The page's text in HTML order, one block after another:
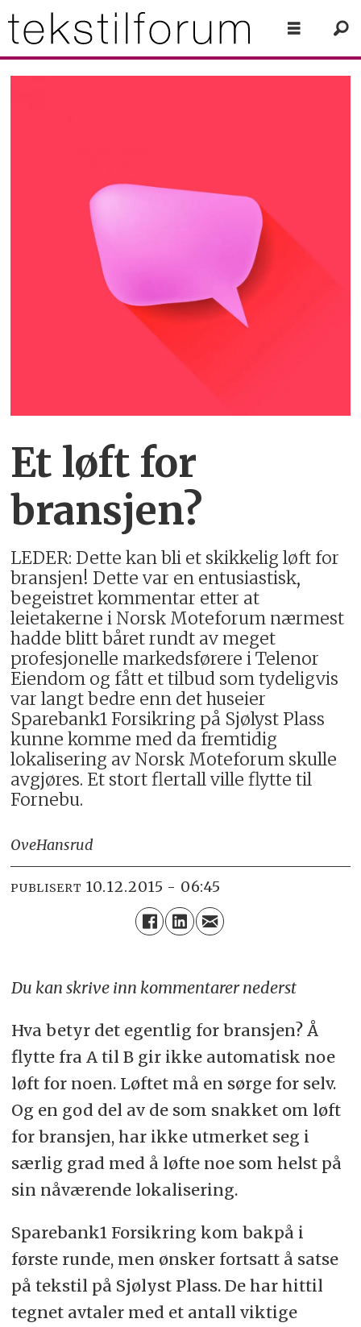
Et løft for
bransjen?
LEDER: Dette kan bli et skikkelig løft for
bransjen! Dette var en entusiastisk,
begeistret kommentar etter at
leietakerne i Norsk Moteforum nærmest
hadde blitt båret rundt av meget
profesjonelle markedsførere i Telenor
Eiendom og fått et tilbud som tydeligvis
var langt bedre enn det huseier
Sparebank1 Forsikring på Sjølyst Plass
kunne komme med da fremtidig
lokalisering av Norsk Moteforum skulle
avgjøres. Et stort flertall ville flytte til
Fornebu.
OveHansrud
PUBLISERT 10.12.2015 - 06:45
Du kan skrive inn kommentarer nederst
Hva betyr det egentlig for bransjen? Å
flytte fra A til B gir ikke automatisk noe
løft for noen. Løftet må en sørge for selv.
Og en god del av de som snakket om løft
for bransjen, har ikke utmerket seg i
særlig grad med å løfte noe som helst på
sin nåværende lokalisering.
Sparebank1 Forsikring kom bakpå i
første runde, men ønsker fortsatt å satse
på tekstil på Sjølyst Plass. De har hittil
tegnet avtaler med et antall viktige